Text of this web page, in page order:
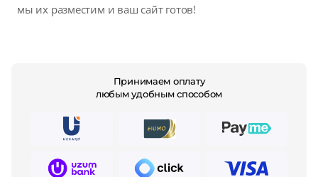
мы их разместим и ваш сайт готов!
Принимаем оплату
любым удобным способом